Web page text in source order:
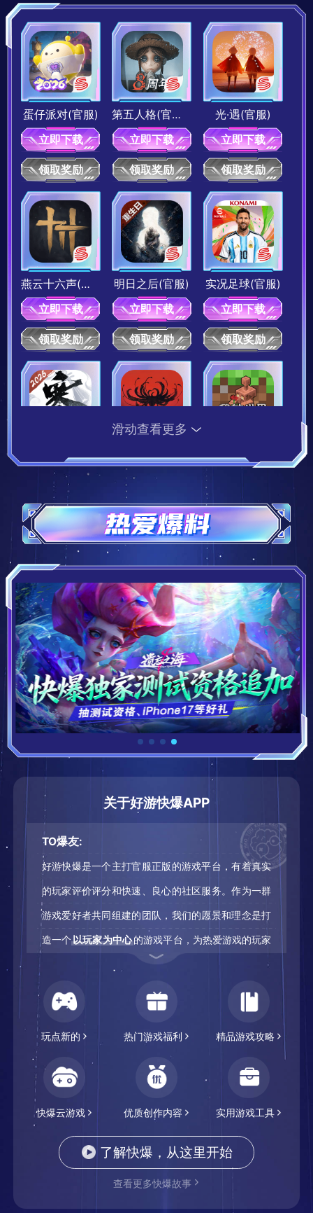
《哈利波特：魔法觉醒》幸运发条
20积分兑换
《漫威终极逆转》50金块
10积分兑换
20积分
《漫威终极逆转》200金块
20积分兑换
30积分
《漫威终极逆转》500金块
30积分兑换
10积分
《一梦江湖》染流萤
10积分兑换
15积分
《一梦江湖》千里传音清风
15积分兑换
15积分
15积分兑换
10积分
10积分兑换
蛋仔派对(官服)
立即下载
领取奖励
第五人格(官服)-1v4对抗
立即下载
领取奖励
光·遇(官服)
立即下载
领取奖励
燕云十六声(官服)
立即下载
领取奖励
明日之后(官服)
立即下载
领取奖励
实况足球(官服)
立即下载
领取奖励
立即下载
领取奖励
立即下载
领取奖励 领取奖励
七日世界(官服)
立即下载
领取奖励
萤火突击(官服)
立即下载
领取奖励
阴阳师(官服)
立即下载
领取奖励
立即下载
领取奖励
漫威终极逆转
领取奖励
立即下载
领取奖励
天下：万象
立即下载
立即下载
领取奖励
立即下载
滑动查看更多
关于好游快爆APP
TO爆友:
好游快爆是一个主打官服正版的游戏平台，有着真实
的玩家评价评分和快速、良心的社区服务。作为一群
游戏爱好者共同组建的团队，我们的愿景和理念是打
造一个以玩家为中心的游戏平台，为热爱游戏的玩家
们提供一个值得信赖的社区，满足广大玩家以及同样
家一起，携手建立起一个真正属于游戏爱好者自己的
APP。 马上参与共建>>
玩点新的 热门游戏福利 精品游戏攻略
快爆云游戏 优质创作内容 实用游戏工具
了解快爆，从这里开始
查看更多快爆故事